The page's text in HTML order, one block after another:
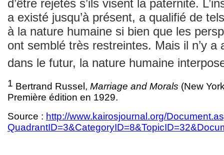
d’être rejetés s’ils visent la paternité.
a existé jusqu’à présent, a qualifié de
à la nature humaine si bien que les
ont semblé très restreintes. Mais il n’y
dans le futur, la nature humaine
1 Bertrand Russel, Marriage and Morals (New
Première édition en 1929.
Source : http://www.kairosjournal.org/